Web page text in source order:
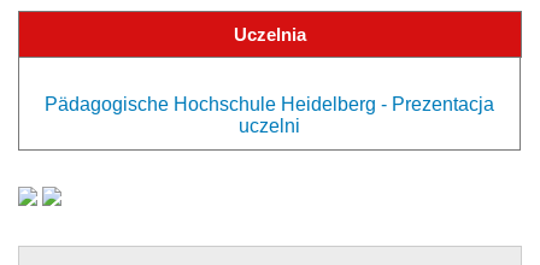
Uczelnia
Pädagogische Hochschule Heidelberg - Prezentacja
uczelni